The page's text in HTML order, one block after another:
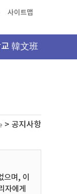
사이트맵
韓文班
> 공지사항
으며, 이
자에게